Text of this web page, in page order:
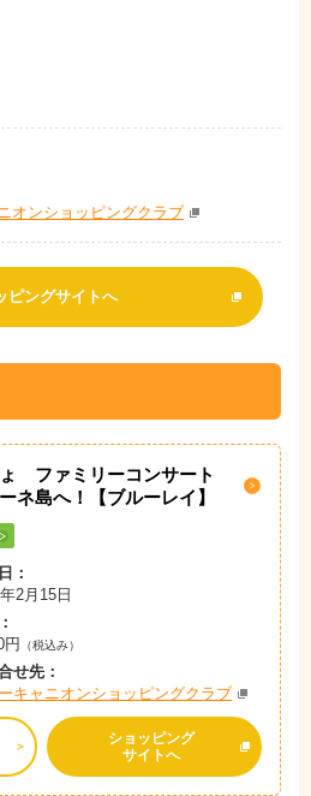
オンショッピングクラブ
ピングサイトへ
ファミリーコンサート
ネ島へ！【ブルーレイ】
：
2月15日
円
（税込み）
せ先：
キャニオンショッピングクラブ
ショッピング
サイトへ